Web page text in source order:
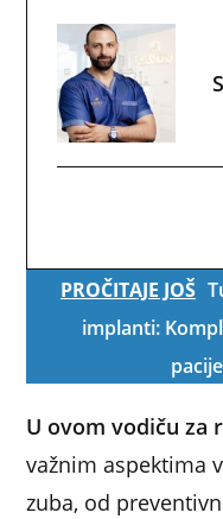
PROČITAJE JOŠ
implanti:
U ovom vodiču za
važnim aspektima
zuba, od